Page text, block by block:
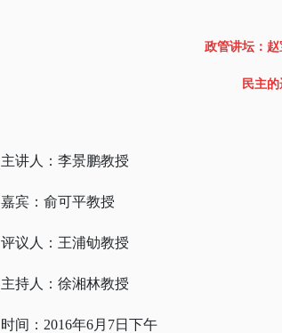
政管讲坛：
民主
主讲人：李景鹏教授
嘉宾：俞可平教授
评议人：王浦劬教授
主持人：徐湘林教授
时间：2016年6月7日下午